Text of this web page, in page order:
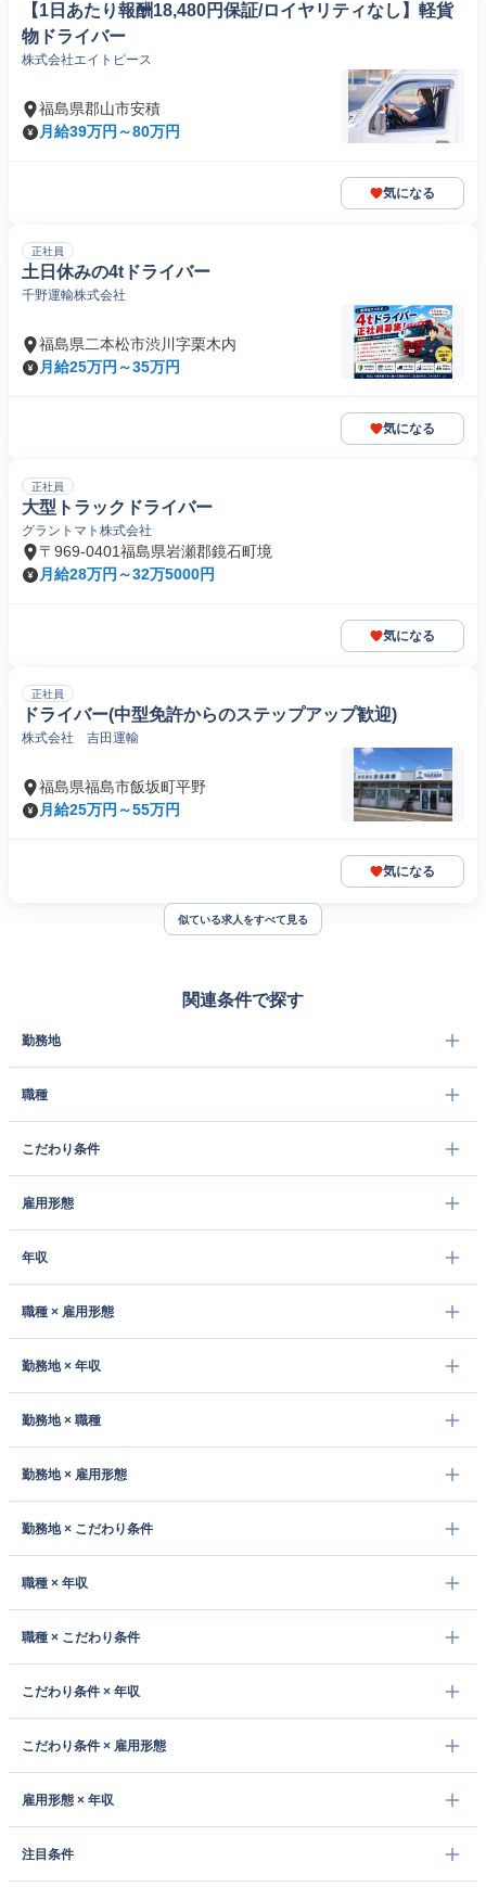
【1日あたり報酬18,480円保証/ロイヤリティなし】軽貨
物ドライバー
株式会社エイトピース
福島県郡山市安積
月給39万円～80万円
気になる
正社員
土日休みの4tドライバー
千野運輸株式会社
福島県二本松市渋川字栗木内
月給25万円～35万円
気になる
正社員
大型トラックドライバー
グラントマト株式会社
〒969-0401福島県岩瀬郡鏡石町境
月給28万円～32万5000円
気になる
正社員
ドライバー(中型免許からのステップアップ歓迎)
株式会社 吉田運輸
福島県福島市飯坂町平野
月給25万円～55万円
気になる
似ている求人をすべて見る
関連条件で探す
勤務地
職種
こだわり条件
雇用形態
年収
職種 × 雇用形態
勤務地 × 年収
勤務地 × 職種
勤務地 × 雇用形態
勤務地 × こだわり条件
職種 × 年収
職種 × こだわり条件
こだわり条件 × 年収
こだわり条件 × 雇用形態
雇用形態 × 年収
注目条件